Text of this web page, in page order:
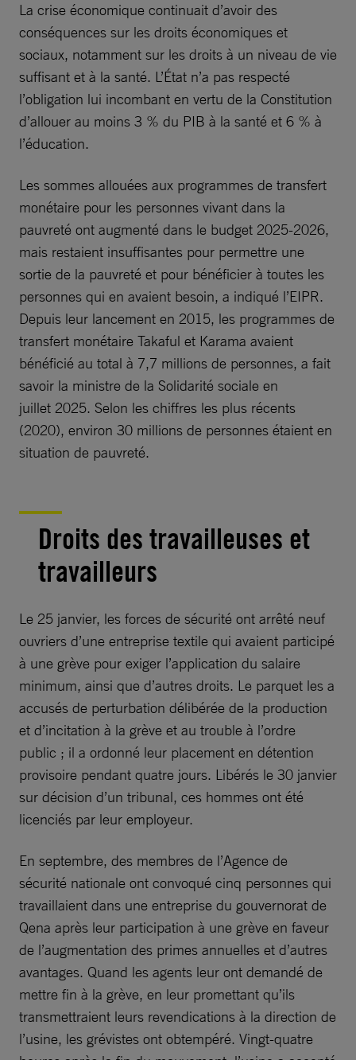
La crise économique continuait d’avoir des
conséquences sur les droits économiques et
sociaux, notamment sur les droits à un niveau de vie
suffisant et à la santé. L’État n’a pas respecté
l’obligation lui incombant en vertu de la Constitution
d’allouer au moins 3 % du PIB à la santé et 6 % à
l’éducation.
Les sommes allouées aux programmes de transfert
monétaire pour les personnes vivant dans la
pauvreté ont augmenté dans le budget 2025-2026,
mais restaient insuffisantes pour permettre une
sortie de la pauvreté et pour bénéficier à toutes les
personnes qui en avaient besoin, a indiqué l’EIPR.
Depuis leur lancement en 2015, les programmes de
transfert monétaire Takaful et Karama avaient
bénéficié au total à 7,7 millions de personnes, a fait
savoir la ministre de la Solidarité sociale en
juillet 2025. Selon les chiffres les plus récents
(2020), environ 30 millions de personnes étaient en
situation de pauvreté.
Droits des travailleuses et
travailleurs
Le 25 janvier, les forces de sécurité ont arrêté neuf
ouvriers d’une entreprise textile qui avaient participé
à une grève pour exiger l’application du salaire
minimum, ainsi que d’autres droits. Le parquet les a
accusés de perturbation délibérée de la production
et d’incitation à la grève et au trouble à l’ordre
public ; il a ordonné leur placement en détention
provisoire pendant quatre jours. Libérés le 30 janvier
sur décision d’un tribunal, ces hommes ont été
licenciés par leur employeur.
En septembre, des membres de l’Agence de
sécurité nationale ont convoqué cinq personnes qui
travaillaient dans une entreprise du gouvernorat de
Qena après leur participation à une grève en faveur
de l’augmentation des primes annuelles et d’autres
avantages. Quand les agents leur ont demandé de
mettre fin à la grève, en leur promettant qu’ils
transmettraient leurs revendications à la direction de
l’usine, les grévistes ont obtempéré. Vingt-quatre